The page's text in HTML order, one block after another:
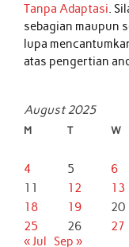
Tanpa Adaptasi.
sebagian maupun
lupa
atas pengertian
August 2025
M T W
4
5 6
11
12 13
18
19 20
25
26 27
« Jul Sep »